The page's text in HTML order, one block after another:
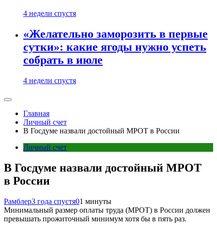
4 недели спустя
«Желательно заморозить в первые
сутки»: какие ягоды нужно успеть
собрать в июле
4 недели спустя
Главная
Личный счет
В Госдуме назвали достойный МРОТ в России
Личный счет
В Госдуме назвали достойный МРОТ
в России
Рамблер3 года спустя01 минуты
Минимальный размер оплаты труда (МРОТ) в России должен
превышать прожиточный минимум хотя бы в пять раз.